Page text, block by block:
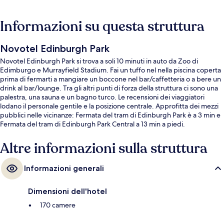
Informazioni su questa struttura
Novotel Edinburgh Park
Novotel Edinburgh Park si trova a soli 10 minuti in auto da Zoo di
Edimburgo e Murrayfield Stadium. Fai un tuffo nel nella piscina coperta
prima di fermarti a mangiare un boccone nel bar/caffetteria o a bere un
drink al bar/lounge. Tra gli altri punti di forza della struttura ci sono una
palestra, una sauna e un bagno turco. Le recensioni dei viaggiatori
lodano il personale gentile e la posizione centrale. Approfitta dei mezzi
pubblici nelle vicinanze: Fermata del tram di Edinburgh Park è a 3 min e
Fermata del tram di Edinburgh Park Central a 13 min a piedi.
Altre informazioni sulla struttura
Informazioni generali
Dimensioni dell'hotel
170 camere